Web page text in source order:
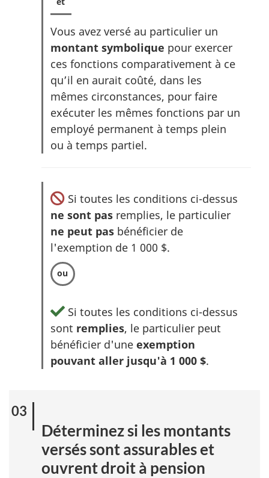
Vous avez versé au particulier un
montant symbolique pour exercer
ces fonctions comparativement à ce
qu’il en aurait coûté, dans les
mêmes circonstances, pour faire
exécuter les mêmes fonctions par un
employé permanent à temps plein
ou à temps partiel.
Si toutes les conditions ci-dessus
ne sont pas remplies, le particulier
ne peut pas bénéficier de
l'exemption de 1 000 $.
Si toutes les conditions ci-dessus
sont remplies, le particulier peut
bénéficier d'une exemption
pouvant aller jusqu'à 1 000 $.
Déterminez si les montants
versés sont assurables et
ouvrent droit à pension